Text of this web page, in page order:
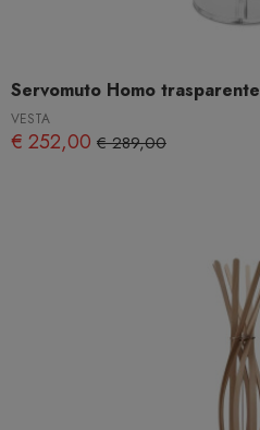
Servomuto Homo trasparente
VESTA
€ 252,00 € 289,00